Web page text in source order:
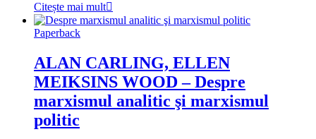
Citește mai mult
Paperback
ALAN CARLING, ELLEN
MEIKSINS WOOD – Despre
marxismul analitic şi marxismul
politic